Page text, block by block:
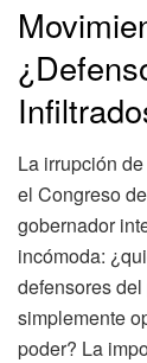
La irrupción
el Congreso
gobernador
incómoda:
defensores
simplemente
poder? La